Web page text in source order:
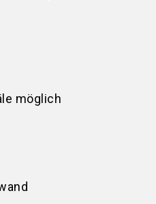
möglich